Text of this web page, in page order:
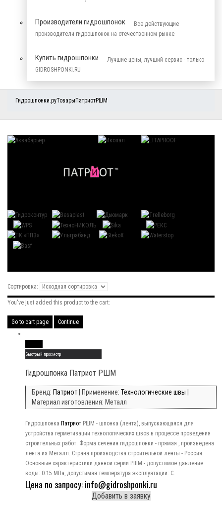
Производители гидрошпонок
Все действующие
производители гидрошпонок на отечественном рынке
Купить гидрошпонки
Лучшие цены, лучший сервис - только
GIDROSHPONKI.RU
Гидрошпонки.руТовары ПатриотРШМ
Сортировка:
You've just added this product to the cart:
Go to cart page Continue
Быстрый просмотр
Гидрошпонка Патриот РШМ
Бренд: Патриот | Применение: Технологические швы
Материал изготовления: Металл
Гидрошпонка Патриот РШМ - шпонка (лента), выпускающаяся для
устройства герметизации технологических швов в процессе проведения
строительных работ. Форма сечения гидрошпонки - прямая , произведена
лента из Металл. Страна производства строительной ленты - Россия.
Основные характеристики данной серии РШМ - допустимое давление
воды: 0.15 МПа, допустимая температура эксплуатации: C.
Цена по запросу: info@gidroshponki.ru
Добавить в заявку